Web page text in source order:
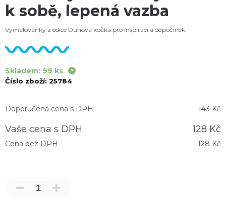
k sobě, lepená vazba
Vymalovánky z edice Duhová kočka pro inspiraci a odpočinek.
Skladem: 99 ks
Číslo zboží: 25784
Doporučená cena s DPH 143 Kč
Vaše cena s DPH 128 Kč
Cena bez DPH 128 Kč